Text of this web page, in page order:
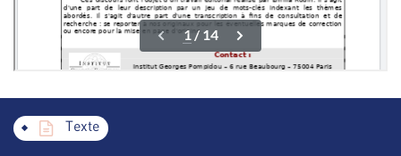
Texte